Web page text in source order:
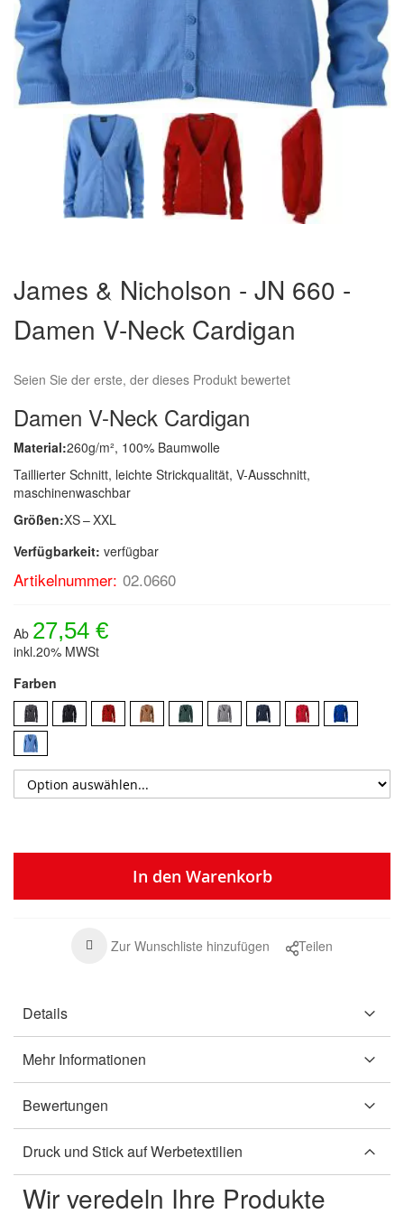
der
Bildergalerie
springen
James & Nicholson - JN 660 -
Damen V-Neck Cardigan
Seien Sie der erste, der dieses Produkt bewertet
Damen V-Neck Cardigan
Material:260g/m², 100% Baumwolle
Taillierter Schnitt, leichte Strickqualität, V-Ausschnitt,
maschinenwaschbar
Größen:XS – XXL
Verfügbarkeit: verfügbar
Artikelnummer: 02.0660
Ab 27,54 €
inkl.20% MWSt
Farben
In den Warenkorb
Zur Wunschliste hinzufügen Teilen
Details
Mehr Informationen
Bewertungen
Druck und Stick auf Werbetextilien
Wir veredeln Ihre Produkte